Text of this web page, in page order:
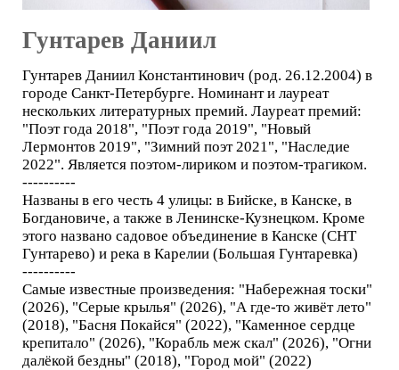
Гунтарев Даниил
Гунтарев Даниил Константинович (род. 26.12.2004) в
городе Санкт-Петербурге. Номинант и лауреат
нескольких литературных премий. Лауреат премий:
"Поэт года 2018", "Поэт года 2019", "Новый
Лермонтов 2019", "Зимний поэт 2021", "Наследие
2022". Является поэтом-лириком и поэтом-трагиком.
----------
Названы в его честь 4 улицы: в Бийске, в Канске, в
Богдановиче, а также в Ленинске-Кузнецком. Кроме
этого названо садовое объединение в Канске (СНТ
Гунтарево) и река в Карелии (Большая Гунтаревка)
----------
Самые известные произведения: "Набережная тоски"
(2026), "Серые крылья" (2026), "А где-то живёт лето"
(2018), "Басня Покайся" (2022), "Каменное сердце
крепитало" (2026), "Корабль меж скал" (2026), "Огни
далёкой бездны" (2018), "Город мой" (2022)